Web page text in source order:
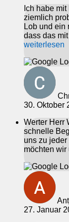
Ich habe
ziemlich
Lob und ein
dass das
weiterlesen
30. Oktober
Werter Herr
schnelle
uns zu
möchten
27. Januar